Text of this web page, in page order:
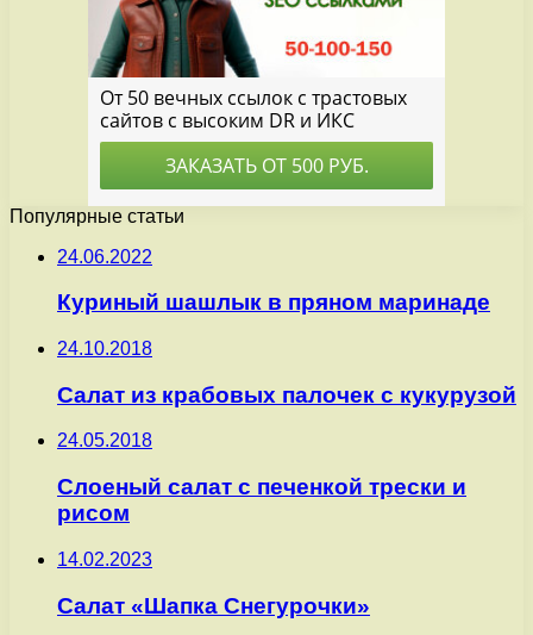
Популярные статьи
24.06.2022
Куриный шашлык в пряном маринаде
24.10.2018
Салат из крабовых палочек с кукурузой
24.05.2018
Слоеный салат с печенкой трески и
рисом
14.02.2023
Салат «Шапка Снегурочки»